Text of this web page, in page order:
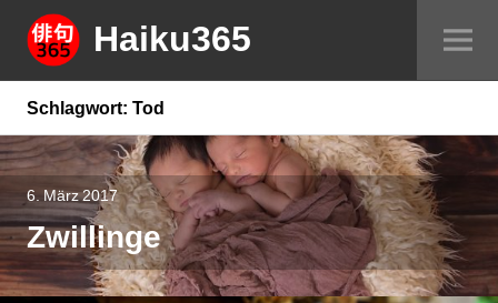
Springe
zum
Inhalt
Haiku365
Schlagwort: Tod
6. März 2017
Zwillinge